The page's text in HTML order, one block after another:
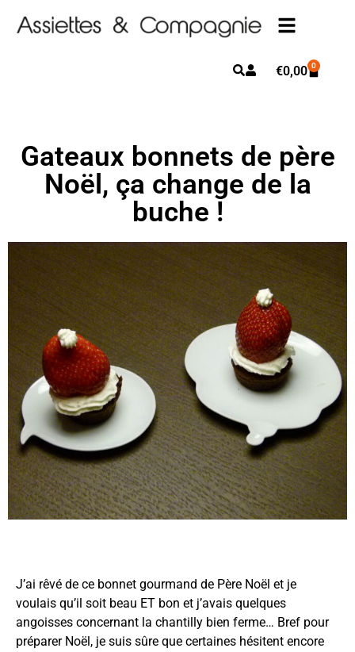
€0,00 0
Gateaux bonnets de père
Noël, ça change de la
buche !
J’ai rêvé de ce bonnet gourmand de Père Noël et je
voulais qu’il soit beau ET bon et j’avais quelques
angoisses concernant la chantilly bien ferme… Bref pour
préparer Noël, je suis sûre que certaines hésitent encore